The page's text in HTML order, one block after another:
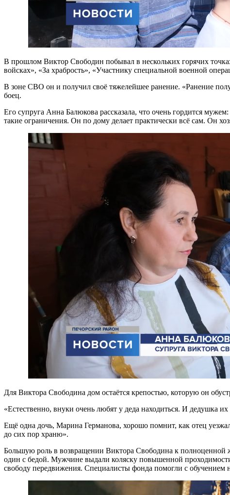
В прошлом Виктор Свободин побывал в нескольких горячих
войсках», «За храбрость», «Участнику специальной военной
В зоне СВО он и получил своё тяжелейшее ранение. «Ранение
боец.
Его супруга Анна Балюкова рассказала, что очень гордится
такие ограничения. Он по дому делает практически всё сам. Он
Для Виктора Свободина дом остаётся крепостью, которую он
«Естественно, внуки очень любят у деда находиться. И дедушка
Ещё одна дочь, Марина Германова, хорошо помнит, как отец
до сих пор храню».
Большую роль в возвращении Виктора Свободина к полноценной
один с бедой. Мужчине выдали коляску повышенной
свободу передвижения. Специалисты фонда помогли с